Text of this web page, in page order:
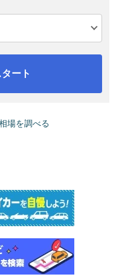
ート
場を調べる